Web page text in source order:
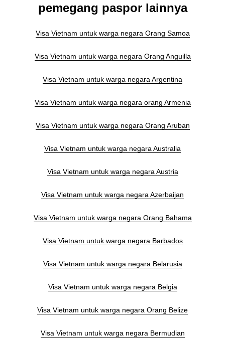
pemegang paspor lainnya
Visa Vietnam untuk warga negara Orang Samoa
Visa Vietnam untuk warga negara Orang Anguilla
Visa Vietnam untuk warga negara Argentina
Visa Vietnam untuk warga negara orang Armenia
Visa Vietnam untuk warga negara Orang Aruban
Visa Vietnam untuk warga negara Australia
Visa Vietnam untuk warga negara Austria
Visa Vietnam untuk warga negara Azerbaijan
Visa Vietnam untuk warga negara Orang Bahama
Visa Vietnam untuk warga negara Barbados
Visa Vietnam untuk warga negara Belarusia
Visa Vietnam untuk warga negara Belgia
Visa Vietnam untuk warga negara Orang Belize
Visa Vietnam untuk warga negara Bermudian